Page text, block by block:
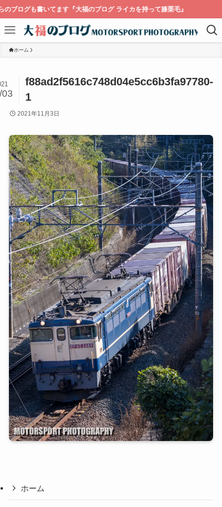
ログも書いてます『大福のブログ ライカを持って膝栗毛』
ホーム
f88ad2f5616c748d04e5cc6b3fa97780-
1
03
2021年11月3日
ホーム